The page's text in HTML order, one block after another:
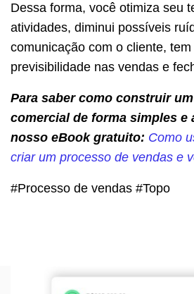
Dessa forma, você otimiza seu
atividades, diminui possíveis
comunicação com o cliente,
previsibilidade nas vendas e
Para saber como construir
comercial de forma simples e
nosso eBook gratuito: Como
criar um processo de vendas e
#Processo de vendas #Topo